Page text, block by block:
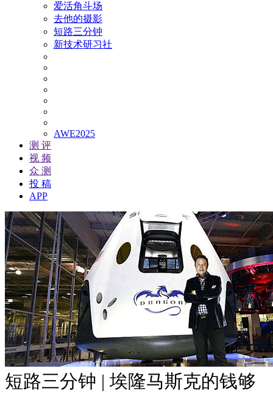
爱活角斗场
去他的摄影
短路三分钟
新技术研习社
AWE2025
测 评
视 频
众 测
投 稿
APP
短路三分钟 | 埃隆马斯克的钱够